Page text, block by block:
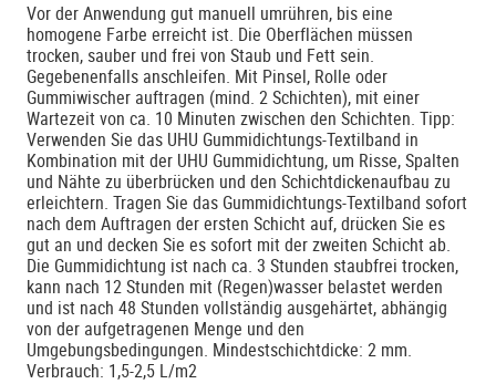
Vor der Anwendung gut manuell umrühren, bis eine
homogene Farbe erreicht ist. Die Oberflächen müssen
trocken, sauber und frei von Staub und Fett sein.
Gegebenenfalls anschleifen. Mit Pinsel, Rolle oder
Gummiwischer auftragen (mind. 2 Schichten), mit einer
Wartezeit von ca. 10 Minuten zwischen den Schichten. Tipp:
Verwenden Sie das UHU Gummidichtungs-Textilband in
Kombination mit der UHU Gummidichtung, um Risse, Spalten
und Nähte zu überbrücken und den Schichtdickenaufbau zu
erleichtern. Tragen Sie das Gummidichtungs-Textilband sofort
nach dem Auftragen der ersten Schicht auf, drücken Sie es
gut an und decken Sie es sofort mit der zweiten Schicht ab.
Die Gummidichtung ist nach ca. 3 Stunden staubfrei trocken,
kann nach 12 Stunden mit (Regen)wasser belastet werden
und ist nach 48 Stunden vollständig ausgehärtet, abhängig
von der aufgetragenen Menge und den
Umgebungsbedingungen. Mindestschichtdicke: 2 mm.
Verbrauch: 1,5-2,5 L/m2